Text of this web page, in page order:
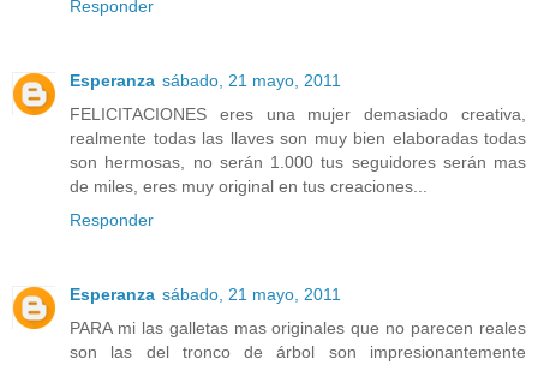
Responder
Esperanza sábado, 21 mayo, 2011
FELICITACIONES eres una mujer demasiado creativa,
realmente todas las llaves son muy bien elaboradas todas
son hermosas, no serán 1.000 tus seguidores serán mas
de miles, eres muy original en tus creaciones...
Responder
Esperanza sábado, 21 mayo, 2011
PARA mi las galletas mas originales que no parecen reales
son las del tronco de árbol son impresionantemente